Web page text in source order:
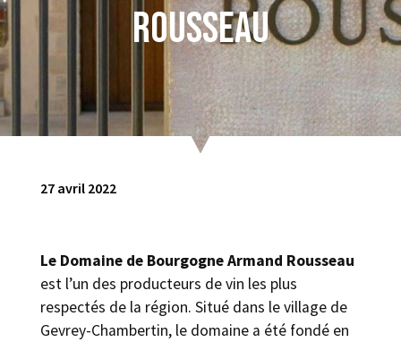
Rousseau
27 avril 2022
Le Domaine de Bourgogne Armand Rousseau
est l’un des producteurs de vin les plus
respectés de la région. Situé dans le village de
Gevrey-Chambertin, le domaine a été fondé en